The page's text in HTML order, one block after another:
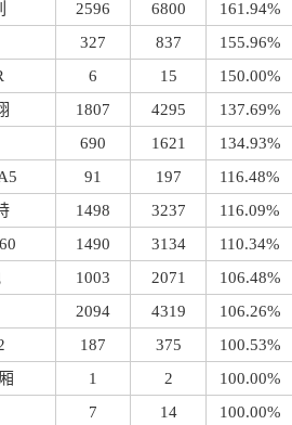
2596 6800
161.94%
327 837
155.96%
6 15
150.00%
1807 4295
137.69%
690 1621
134.93%
91 197
116.48%
1498 3237
116.09%
1490 3134
110.34%
1003 2071
106.48%
2094 4319
106.26%
187 375
100.53%
1 2
100.00%
7 14
100.00%